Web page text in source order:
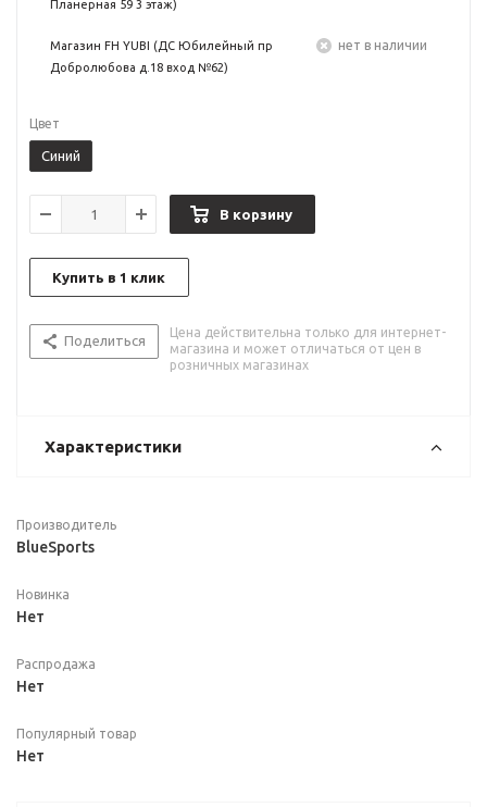
Планерная 59 3 этаж)
Магазин FH YUBI (ДС Юбилейный пр
Добролюбова д.18 вход №62)
Нет в наличии
Цвет
Синий
В корзину
Купить в 1 клик
Поделиться
Цена действительна только для интернет-
магазина и может отличаться от цен в
розничных магазинах
Характеристики
Производитель
BlueSports
Новинка
Нет
Распродажа
Нет
Популярный товар
Нет